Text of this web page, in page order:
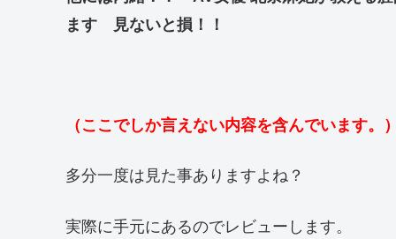
ます 見ないと損！！
（ここでしか言えない内容を含んでいます。
多分一度は見た事ありますよね？
実際に手元にあるのでレビューします。